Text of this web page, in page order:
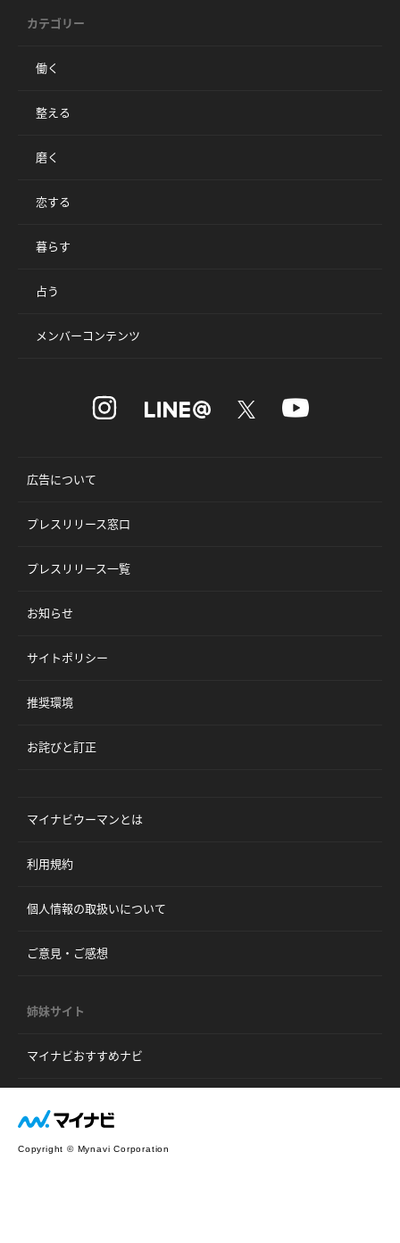
カテゴリー
働く
整える
磨く
恋する
暮らす
占う
メンバーコンテンツ
広告について
プレスリリース窓口
プレスリリース一覧
お知らせ
サイトポリシー
推奨環境
お詫びと訂正
マイナビウーマンとは
利用規約
個人情報の取扱いについて
ご意見・ご感想
姉妹サイト
マイナビおすすめナビ
Copyright © Mynavi Corporation